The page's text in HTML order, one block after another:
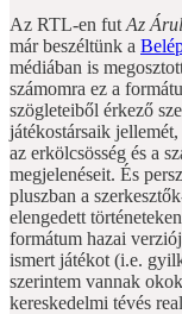
Az RTL-en fut Az
már beszéltünk a
médiában is
számomra ez a
szögleteiből érkező
játékostársaik
az erkölcsösség és a
megjelenéseit. És
pluszban a
elengedett
formátum hazai
ismert játékot (i.e.
szerintem vannak
kereskedelmi tévés